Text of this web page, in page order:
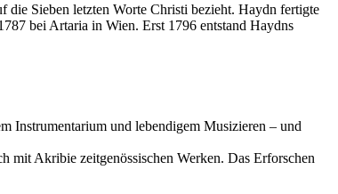
die Sieben letzten Worte Christi bezieht. Haydn fertigte
bei Artaria in Wien. Erst 1796 entstand Haydns
Instrumentarium und lebendigem Musizieren – und
mit Akribie zeitgenössischen Werken. Das Erforschen